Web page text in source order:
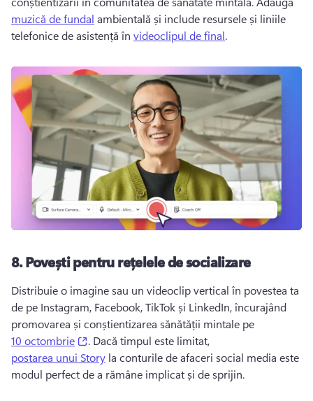
muzică de fundal ambientală și include resursele și liniile
telefonice de asistență în videoclipul de final.
8.Povești pentru rețelele de socializare
Distribuie o imagine sau un videoclip vertical în povestea ta
de pe Instagram, Facebook, TikTok și LinkedIn, încurajând
promovarea și conștientizarea sănătății mintale pe
10 octombrie
(opens in a new tab)
. Dacă timpul este limitat,
postarea unui Story la conturile de afaceri social media este
modul perfect de a rămâne implicat și de sprijin.